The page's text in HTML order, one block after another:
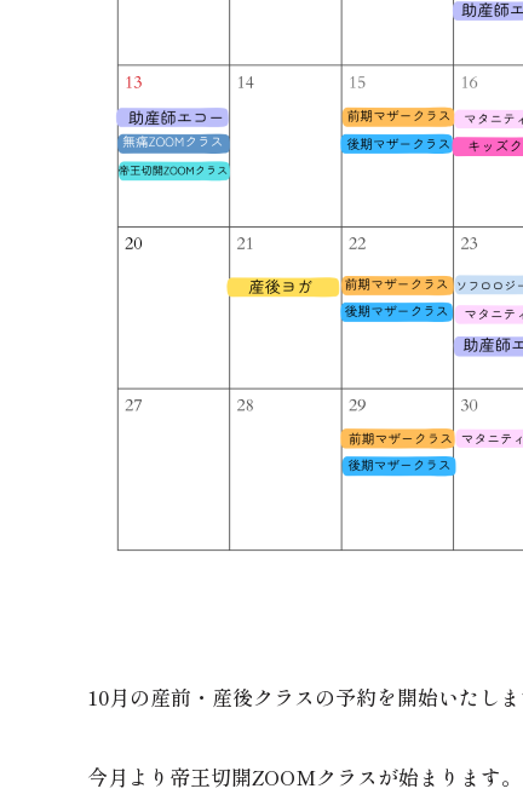
10月の産前・産後クラスの予約を開始いたしま
今月より帝王切開ZOOMクラスが始まります。